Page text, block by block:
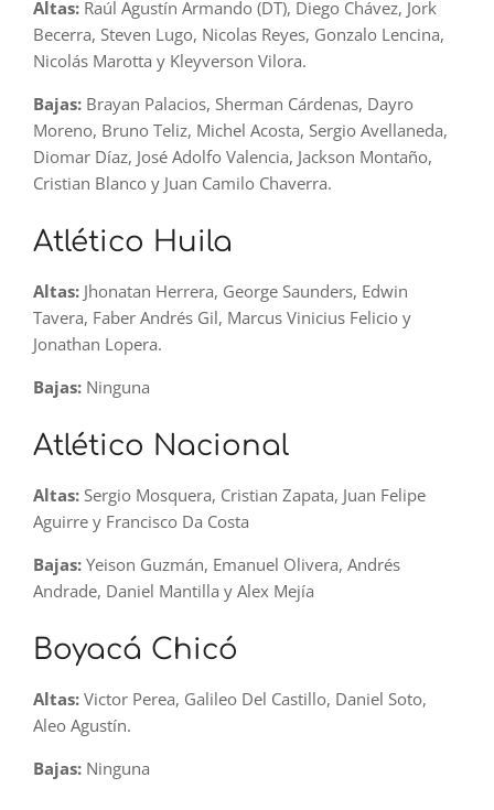
Altas: Raúl Agustín Armando (DT), Diego Chávez, Jork
Becerra, Steven Lugo, Nicolas Reyes, Gonzalo Lencina,
Nicolás Marotta y Kleyverson Vilora.
Bajas: Brayan Palacios, Sherman Cárdenas, Dayro
Moreno, Bruno Teliz, Michel Acosta, Sergio Avellaneda,
Diomar Díaz, José Adolfo Valencia, Jackson Montaño,
Cristian Blanco y Juan Camilo Chaverra.
Atlético Huila
Altas: Jhonatan Herrera, George Saunders, Edwin
Tavera, Faber Andrés Gil, Marcus Vinicius Felicio y
Jonathan Lopera.
Bajas: Ninguna
Atlético Nacional
Altas: Sergio Mosquera, Cristian Zapata, Juan Felipe
Aguirre y Francisco Da Costa
Bajas: Yeison Guzmán, Emanuel Olivera, Andrés
Andrade, Daniel Mantilla y Alex Mejía
Boyacá Chicó
Altas: Victor Perea, Galileo Del Castillo, Daniel Soto,
Aleo Agustín.
Bajas: Ninguna